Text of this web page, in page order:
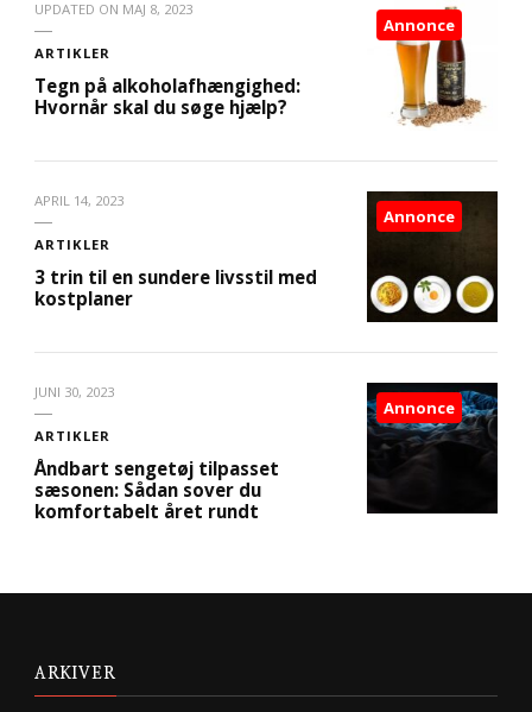
UPDATED ON MAJ 8, 2023
ARTIKLER
Tegn på alkoholafhængighed:
Hvornår skal du søge hjælp?
Annonce
APRIL 14, 2023
ARTIKLER
3 trin til en sundere livsstil med
kostplaner
Annonce
JUNI 30, 2023
ARTIKLER
Åndbart sengetøj tilpasset
sæsonen: Sådan sover du
komfortabelt året rundt
Annonce
ARKIVER